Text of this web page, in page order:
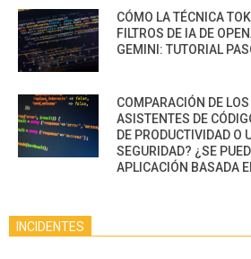
CÓMO LA TÉCNICA
FILTROS DE IA DE
GEMINI: TUTORIAL
COMPARACIÓN DE
ASISTENTES DE
DE PRODUCTIVIDAD O
SEGURIDAD? ¿SE
APLICACIÓN BASADA
INCIDENTES